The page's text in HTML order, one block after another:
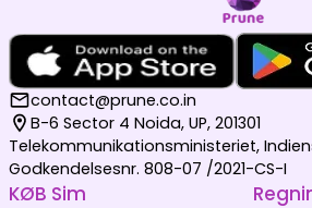
contact@prune.co.in
B-6 Sector 4 Noida, UP, 201301
Telekommunikationsministeriet,
Godkendelsesnr. 808-07 /2021-CS-I
KØB Sim